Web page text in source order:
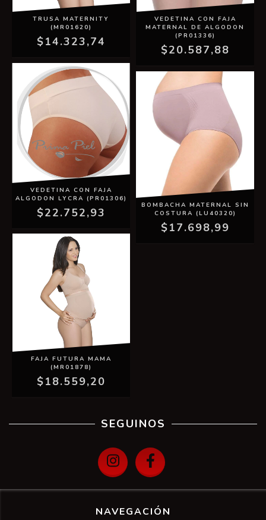
TRUSA MATERNITY
(MR01620)
$14.323,74
VEDETINA CON FAJA
MATERNAL DE ALGODON
(PR01336)
$20.587,88
VEDETINA CON FAJA
ALGODON LYCRA (PR01306)
$22.752,93
BOMBACHA MATERNAL SIN
COSTURA (LU40320)
$17.698,99
FAJA FUTURA MAMA
(MR01878)
$18.559,20
SEGUINOS
NAVEGACIÓN